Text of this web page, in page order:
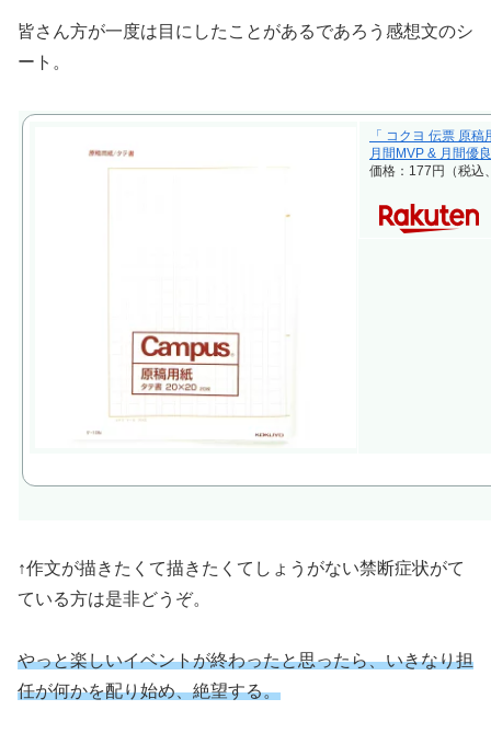
皆さん方が一度は目にしたことがあるであろう感想文のシ
ート。
「 コクヨ 伝票 原
月間MVP & 月間優
価格：177円（税込
↑作文が描きたくて描きたくてしょうがない禁断症状がて
ている方は是非どうぞ。
やっと楽しいイベントが終わったと思ったら、いきなり担
任が何かを配り始め、絶望する。